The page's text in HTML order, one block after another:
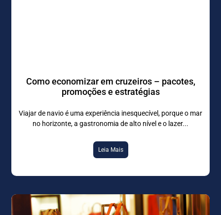
Como economizar em cruzeiros – pacotes,
promoções e estratégias
Viajar de navio é uma experiência inesquecível, porque o mar
no horizonte, a gastronomia de alto nível e o lazer
Leia Mais